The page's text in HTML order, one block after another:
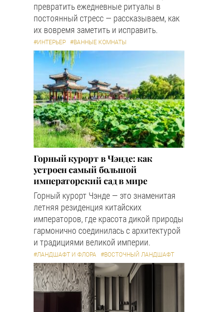
превратить ежедневные ритуалы в
постоянный стресс — рассказываем, как
их вовремя заметить и исправить.
#ИНТЕРЬЕР #ВАННЫЕ КОМНАТЫ
Горный курорт в Чэнде: как
устроен самый большой
императорский сад в мире
Горный курорт Чэнде — это знаменитая
летняя резиденция китайских
императоров, где красота дикой природы
гармонично соединилась с архитектурой
и традициями великой империи.
#ЛАНДШАФТ И ФЛОРА #ВОСТОЧНЫЙ ЛАНДШАФТ